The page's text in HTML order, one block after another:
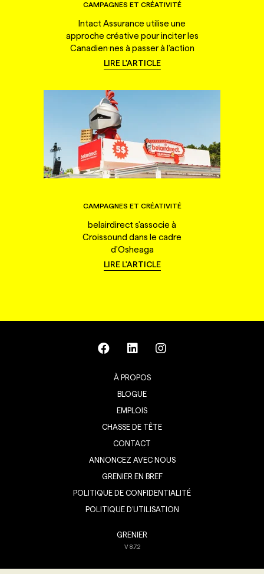
CAMPAGNES ET CRÉATIVITÉ
Intact Assurance utilise une
approche créative pour inciter les
Canadien·nes à passer à l'action
LIRE L'ARTICLE
CAMPAGNES ET CRÉATIVITÉ
belairdirect s'associe à
Croissound dans le cadre
d'Osheaga
LIRE L'ARTICLE
À PROPOS
BLOGUE
EMPLOIS
CHASSE DE TÊTE
CONTACT
ANNONCEZ AVEC NOUS
GRENIER EN BREF
POLITIQUE DE CONFIDENTIALITÉ
POLITIQUE D’UTILISATION
GRENIER
V8.7.2